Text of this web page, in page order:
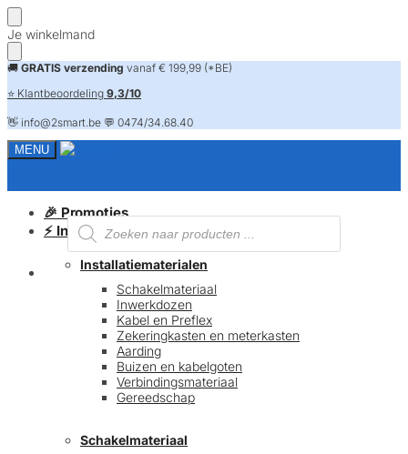
Skip
to
navigation
Skip
to
content
Je winkelmand
🚚 GRATIS verzending vanaf € 199,99 (*BE)
⭐ Klantbeoordeling 9,3/10
👋 info@2smart.be 💬 0474/34.68.40
MENU
Producten
zoeken
FAQ
🎉 Promoties
⚡ Installatiematerialen
Installatiematerialen
Schakelmateriaal
Inwerkdozen
Kabel en Preflex
Zekeringkasten en meterkasten
Aarding
Buizen en kabelgoten
Verbindingsmateriaal
Gereedschap
Schakelmateriaal